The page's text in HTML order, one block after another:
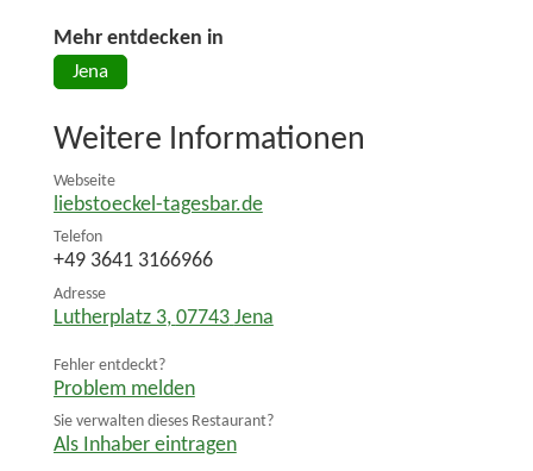
Mehr entdecken in
Jena
Weitere Informationen
Webseite
liebstoeckel-tagesbar.de
Telefon
+49 3641 3166966
Adresse
Lutherplatz 3, 07743 Jena
Fehler entdeckt?
Problem melden
Sie verwalten dieses Restaurant?
Als Inhaber eintragen